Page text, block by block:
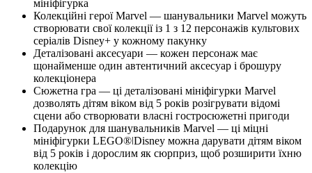
мініфігурка
Колекційні герої Marvel — шанувальники Marvel можуть
створювати свої колекції із 1 з 12 персонажів культових
серіалів Disney+ у кожному пакунку
Деталізовані аксесуари — кожен персонаж має
щонайменше один автентичний аксесуар і брошуру
колекціонера
Сюжетна гра — ці деталізовані мініфігурки Marvel
дозволять дітям віком від 5 років розігрувати відомі
сцени або створювати власні гостросюжетні пригоди
Подарунок для шанувальників Marvel — ці міцні
мініфігурки LEGO®ǀDisney можна дарувати дітям віком
від 5 років і дорослим як сюрприз, щоб розширити їхню
колекцію